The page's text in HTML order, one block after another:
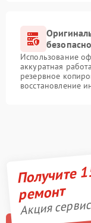
Использование
аккуратная
резервное
восстановление
Получите
ремонт
Акция